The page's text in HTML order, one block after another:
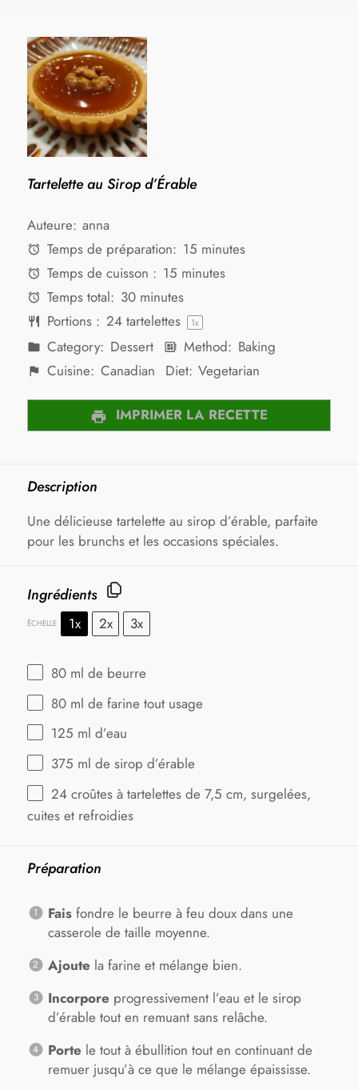
Tartelette au Sirop d’Érable
Auteure: anna
Temps de préparation: 15 minutes
Temps de cuisson : 15 minutes
Temps total: 30 minutes
Portions : 24tartelettes 1x
Category: Dessert Method: Baking
Cuisine: Canadian Diet: Vegetarian
IMPRIMER LA RECETTE
Description
Une délicieuse tartelette au sirop d’érable, parfaite
pour les brunchs et les occasions spéciales.
Ingrédients
ÉCHELLE 1x 2x 3x
80 ml de beurre
80 ml de farine tout usage
125 ml d’eau
375 ml de sirop d’érable
24 croûtes à tartelettes de 7,5 cm, surgelées,
cuites et refroidies
Préparation
Faisfondre le beurre à feu doux dans une
casserole de taille moyenne.
Ajoute la farine et mélange bien.
Incorpore progressivement l’eau et le sirop
d’érable tout en remuant sans relâche.
Porte le tout à ébullition tout en continuant de
remuer jusqu’à ce que le mélange épaississe.